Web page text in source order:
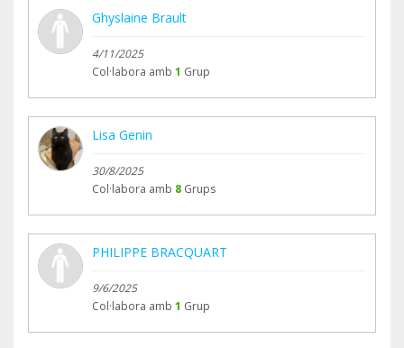
Ghyslaine Brault
4/11/2025
Col·labora amb 1 Grup
Lisa Genin
30/8/2025
Col·labora amb 8 Grups
PHILIPPE BRACQUART
9/6/2025
Col·labora amb 1 Grup